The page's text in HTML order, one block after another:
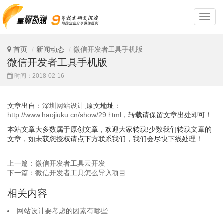
深
圳
首页 新闻动态 微信开发者工具手机版
微信开发者工具手机版
时间：2018-02-16
文章出自： 深圳网站设计 ,原文地址：
http://www.haojiuku.cn/show/29.html ，转载请保留文章出处即可！
本站文章大多数属于原创文章，欢迎大家转载!少数我们转载文章的
文章，如未获您授权请点下方联系我们，我们会尽快下线处理！
上一篇：微信开发者工具云开发
下一篇：微信开发者工具怎么导入项目
相关内容
网站设计要考虑的因素有哪些